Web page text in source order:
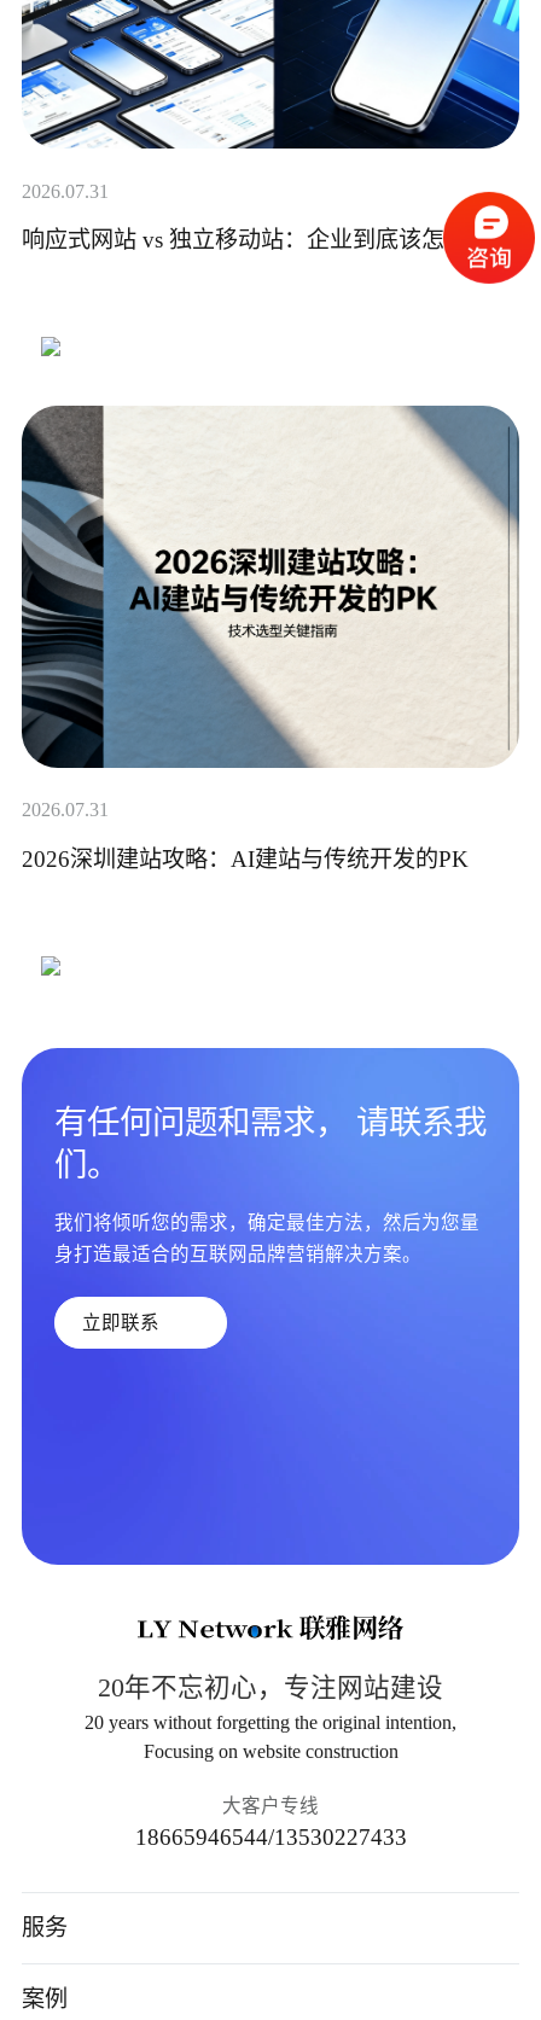
2026.07.31
响应式网站 vs 独立移动站：企业到底该怎么选？
2026.07.31
2026深圳建站攻略：AI建站与传统开发的PK
有任何问题和需求， 请联系我
们。
我们将倾听您的需求，确定最佳方法，然后为您量
身打造最适合的互联网品牌营销解决方案。
立即联系
20年不忘初心，专注网站建设
20 years without forgetting the original intention,
Focusing on website construction
大客户专线
18665946544/13530227433
服务
高端网站建设
案例